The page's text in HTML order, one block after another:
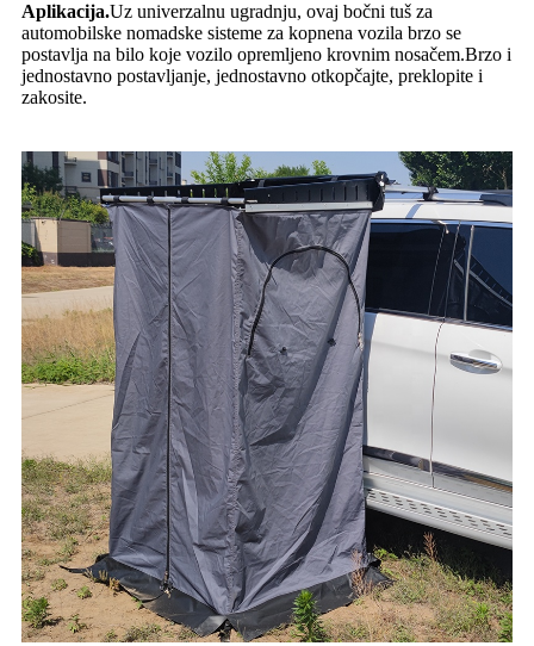
Aplikacija.Uz univerzalnu ugradnju, ovaj bočni tuš za
automobilske nomadske sisteme za kopnena vozila brzo se
postavlja na bilo koje vozilo opremljeno krovnim nosačem.Brzo i
jednostavno postavljanje, jednostavno otkopčajte, preklopite i
zakosite.